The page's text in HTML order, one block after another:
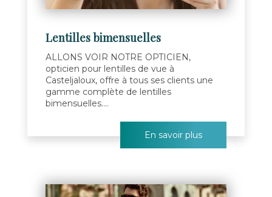
Lentilles bimensuelles
ALLONS VOIR NOTRE OPTICIEN,
opticien pour lentilles de vue à
Casteljaloux, offre à tous ses clients une
gamme complète de lentilles
bimensuelles....
En savoir plus